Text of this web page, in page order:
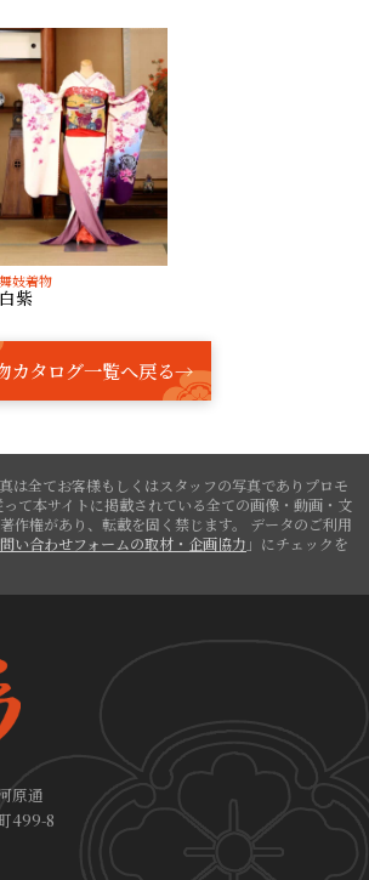
舞妓着物
白紫
カタログ一覧へ戻る→
は全てお客様もしくはスタッフの写真でありプロモ
って本サイトに掲載されている全ての画像・動画・文
作権があり、転載を固く禁じます。
データのご利用
い合わせフォームの取材・企画協力 」にチェックを
原通
499-8